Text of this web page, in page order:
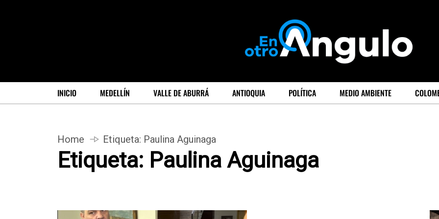
INICIO MEDELLÍN VALLE DE ABURRÁ ANTIOQUIA POLÍTICA MEDIO AMBIENTE
Home Etiqueta: Paulina Aguinaga
Etiqueta: Paulina Aguinaga